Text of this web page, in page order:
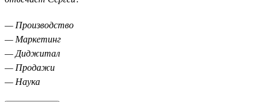
— Производство
— Маркетинг
— Диджитал
— Продажи
— Наука